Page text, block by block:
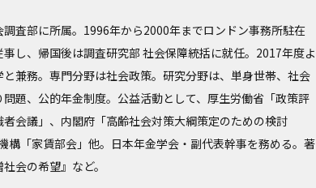
調査部に所属。1996年から2000年までロンドン事務所駐在
し、帰国後は調査研究部 社会保障統括に就任。2017年度よ
と兼務。専門分野は社会政策。研究分野は、単身世帯、社会
問題、公的年金制度。公益活動として、厚生労働省「政策評
会議」、内閣府「高齢社会対策大綱策定のための検討
構「家賃部会」他。日本年金学会・副代表幹事を務める。著
会の希望』など。